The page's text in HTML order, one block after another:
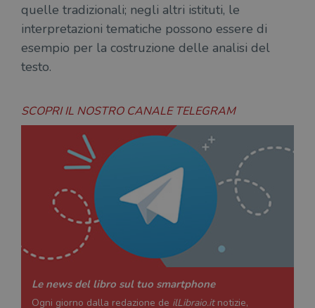
quelle tradizionali; negli altri istituti, le
interpretazioni tematiche possono essere di
esempio per la costruzione delle analisi del
testo.
SCOPRI IL NOSTRO CANALE TELEGRAM
Le news del libro sul tuo smartphone
Ogni giorno dalla redazione de ilLibraio.itnotizie,